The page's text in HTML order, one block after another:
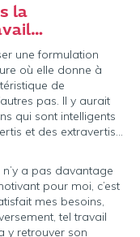
la
une formulation
où elle donne à
de
pas. Il y aurait
qui sont intelligents
et des extravertis…
n’y a pas davantage
pour moi, c’est
mes besoins,
tel travail
y retrouver son